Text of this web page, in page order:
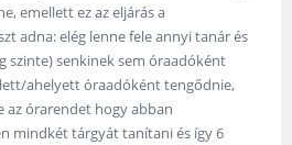
emellett ez az eljárás a
adna: elég lenne fele annyi tanár és
szinte) senkinek sem óraadóként
ahelyett óraadóként tengődnie,
az órarendet hogy abban
mindkét tárgyát tanítani és így 6